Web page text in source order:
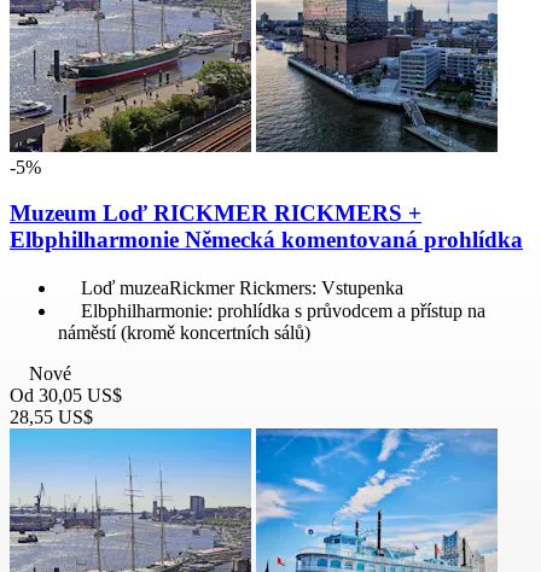
-5%
Muzeum Loď RICKMER RICKMERS +
Elbphilharmonie Německá komentovaná prohlídka
Loď muzeaRickmer Rickmers: Vstupenka
Elbphilharmonie: prohlídka s průvodcem a přístup na
náměstí (kromě koncertních sálů)
Nové
Od 30,05 US$
28,55 US$